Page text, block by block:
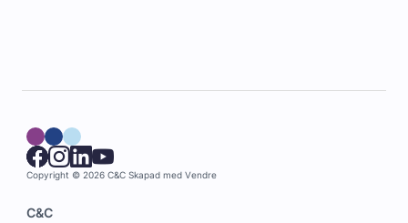
Copyright © 2026 C&C Skapad med Vendre
C&C